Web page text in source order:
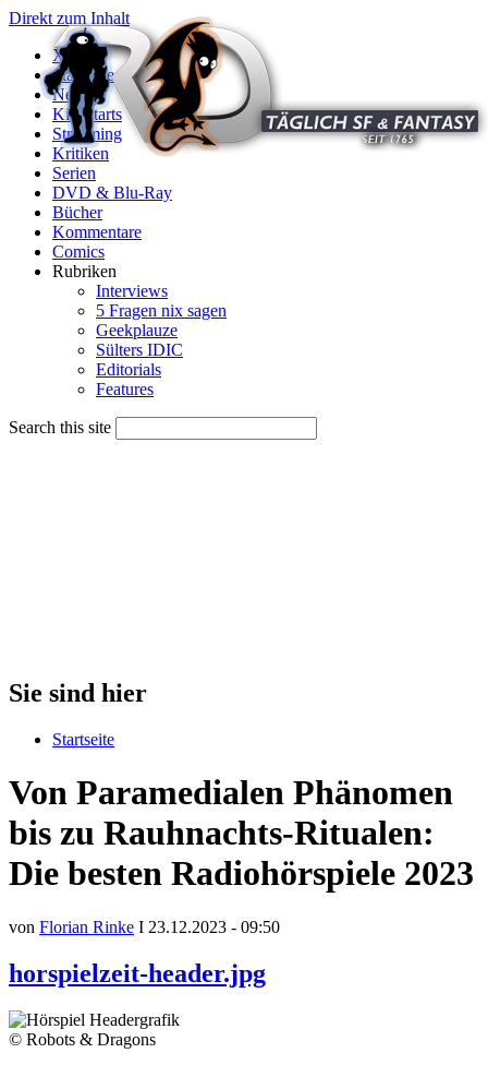
Direkt zum Inhalt
X
Startseite
News
Kinostarts
Streaming
Kritiken
Serien
DVD & Blu-Ray
Bücher
Kommentare
Comics
Rubriken
Interviews
5 Fragen nix sagen
Geekplauze
Sülters IDIC
Editorials
Features
Search this site
Sie sind hier
Startseite
Von Paramedialen Phänomen
bis zu Rauhnachts-Ritualen:
Die besten Radiohörspiele 2023
von Florian Rinke I 23.12.2023 - 09:50
horspielzeit-header.jpg
© Robots & Dragons